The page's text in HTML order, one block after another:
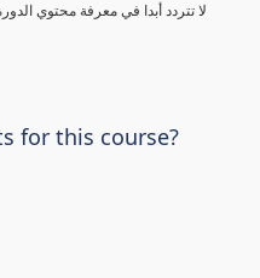
لا تتردد أبدا في معرفة محتوي
for this course?